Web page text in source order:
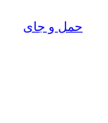
حمل و جای